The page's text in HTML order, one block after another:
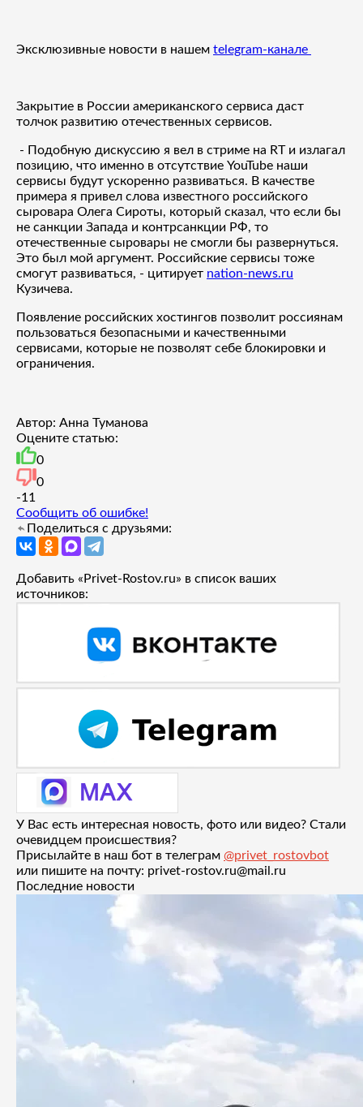
Эксклюзивные новости в нашем telegram-канале
Закрытие в России американского сервиса даст
толчок развитию отечественных сервисов.
- Подобную дискуссию я вел в стриме на RT и излагал
позицию, что именно в отсутствие YouTube наши
сервисы будут ускоренно развиваться. В качестве
примера я привел слова известного российского
сыровара Олега Сироты, который сказал, что если бы
не санкции Запада и контрсанкции РФ, то
отечественные сыровары не смогли бы развернуться.
Это был мой аргумент. Российские сервисы тоже
смогут развиваться, - цитирует nation-news.ru
Кузичева.
Появление российских хостингов позволит россиянам
пользоваться безопасными и качественными
сервисами, которые не позволят себе блокировки и
ограничения.
Автор: Анна Туманова
Оцените статью:
0
0
-1 1
Сообщить об ошибке!
Поделиться с друзьями:
Добавить «Privet-Rostov.ru» в список ваших
источников:
У Вас есть интересная новость, фото или видео? Стали
очевидцем происшествия?
Присылайте в наш бот в телеграм @privet_rostovbot
или пишите на почту: privet-rostov.ru@mail.ru
Последние новости